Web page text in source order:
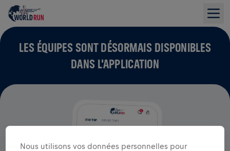
LES ÉQUIPES SONT DÉSORMAIS DISPONIBLES
DANS L'APPLICATION
Nous utilisons vos données personnelles pour